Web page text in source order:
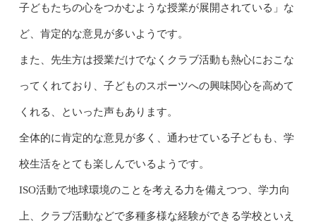
子どもたちの心をつかむような授業が展開されている」な
ど、肯定的な意見が多いようです。
また、先生方は授業だけでなくクラブ活動も熱心におこな
ってくれており、子どものスポーツへの興味関心を高めて
くれる、といった声もあります。
全体的に肯定的な意見が多く、通わせている子どもも、学
校生活をとても楽しんでいるようです。
ISO活動で地球環境のことを考える力を備えつつ、学力向
上、クラブ活動などで多種多様な経験ができる学校といえ